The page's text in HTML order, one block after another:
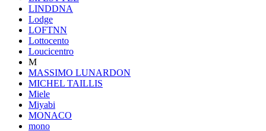
LINDDNA
Lodge
LOFTNN
Lottocento
Loucicentro
M
MASSIMO LUNARDON
MICHEL TAILLIS
Miele
Miyabi
MONACO
mono